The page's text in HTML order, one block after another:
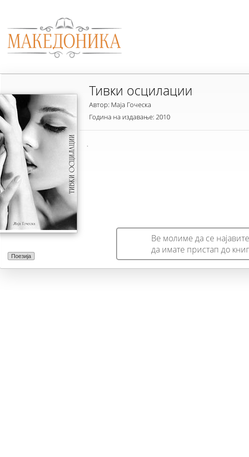
Поезија
Тивки осцилации
Автор: Маја Гоческа
Година на издавање: 2010
.
Ве молиме да се
да имате пристап до